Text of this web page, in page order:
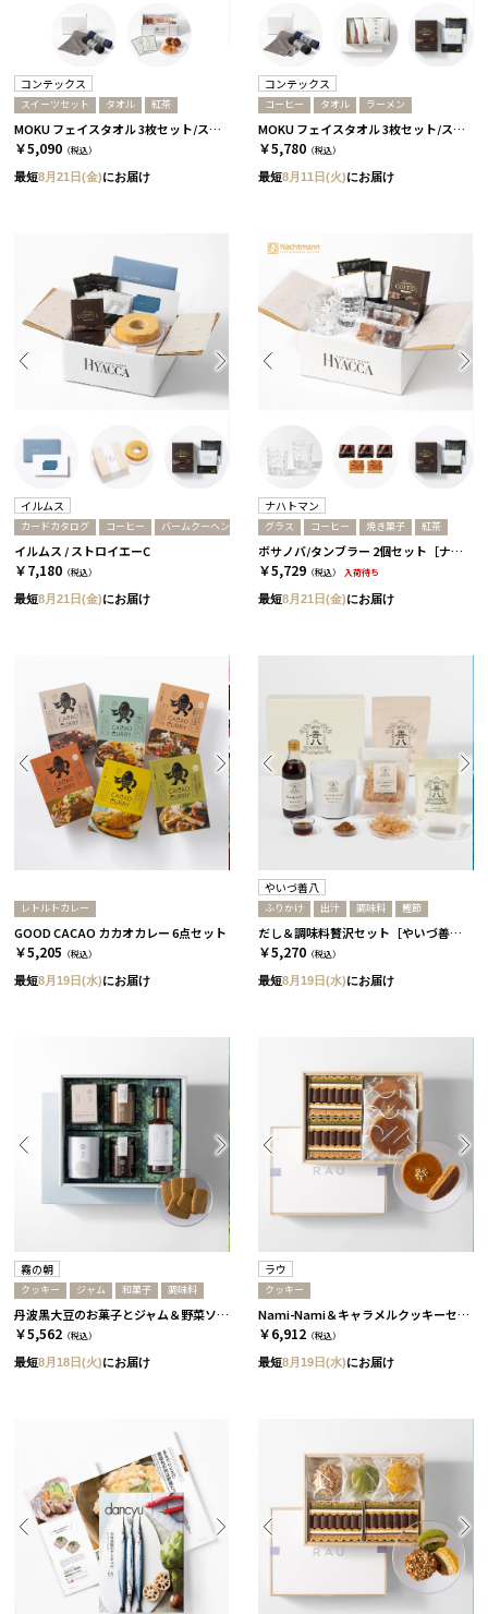
コンテックス
スイーツセット タオル 紅茶
MOKU フェイスタオル 3枚セット/スタンダード［コンテックス］+紅茶&スイーツセット
￥5,090 （税込）
最短8月21日(金)にお届け
コンテックス
コーヒー タオル ラーメン
MOKU フェイスタオル 3枚セット/スタンダード［コンテックス］+ラーメン+コーヒー
￥5,780 （税込）
最短8月11日(火)にお届け
イルムス
カードカタログ コーヒー バームクーヘン
イルムス / ストロイエーC
￥7,180 （税込）
最短8月21日(金)にお届け
ナハトマン
グラス コーヒー 焼き菓子 紅茶
ボサノバ/タンブラー 2個セット［ナハトマン］+焼き菓子+コーヒーor紅茶 コーヒー
￥5,729 （税込） 入荷待ち
最短8月21日(金)にお届け
レトルトカレー
GOOD CACAO カカオカレー 6点セット
￥5,205 （税込）
最短8月19日(水)にお届け
やいづ善八
ふりかけ 出汁 調味料 鰹節
だし＆調味料贅沢セット［やいづ善八］
￥5,270 （税込）
最短8月19日(水)にお届け
霧の朝
クッキー ジャム 和菓子 調味料
丹波黒大豆のお菓子とジャム＆野菜ソースセット［霧の朝］
￥5,562 （税込）
最短8月18日(火)にお届け
ラウ
クッキー
Nami-Nami＆キャラメルクッキーセット［ラウ］
￥6,912 （税込）
最短8月19日(水)にお届け